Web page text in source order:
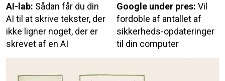
AI-lab: Sådan får du din
AI til at skrive tekster, der
ikke ligner noget, der er
skrevet af en AI
Google under pres: Vil
fordoble af antallet af
sikkerheds-opdateringer
til din computer